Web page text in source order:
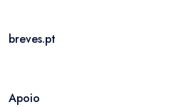
breves.pt
Apoio